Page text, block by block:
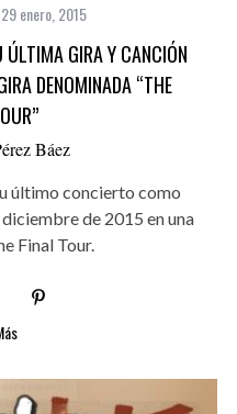
29 enero, 2015
GIRA Y CANCIÓN
DENOMINADA “THE
Báez
último concierto como
de 2015 en una
Final Tour.